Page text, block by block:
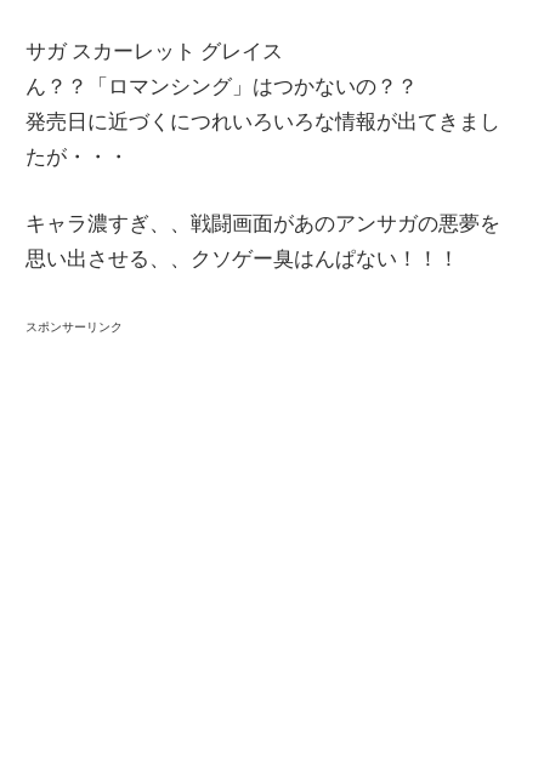
信
サガ スカーレット グレイス
ん？？「ロマンシング」はつかないの？？
発売日に近づくにつれいろいろな情報が出てきまし
たが・・・
キャラ濃すぎ、、戦闘画面があのアンサガの悪夢を
思い出させる、、クソゲー臭はんぱない！！！
スポンサーリンク